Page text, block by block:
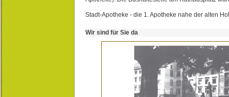
Stadt-Apotheke - die 1. Apotheke nahe der alten
Wir sind für Sie da